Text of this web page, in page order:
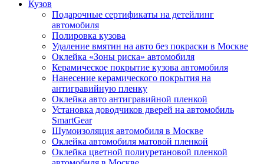
Кузов
Подарочные сертификаты на детейлинг
автомобиля
Полировка кузова
Удаление вмятин на авто без покраски в Москве
Оклейка «Зоны риска» автомобиля
Керамическое покрытие кузова автомобиля
Нанесение керамического покрытия на
антигравийную пленку
Оклейка авто антигравийной пленкой
Установка доводчиков дверей на автомобиль
SmartGear
Шумоизоляция автомобиля в Москве
Оклейка автомобиля матовой пленкой
Оклейка цветной полиуретановой пленкой